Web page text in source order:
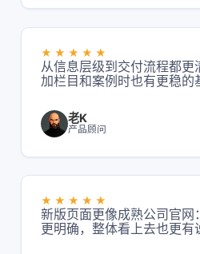
★★★★★
从信息层级到交付流程都更
加栏目和案例时也有更稳的
老K
产品顾问
★★★★★
新版页面更像成熟公司官网
更明确，整体看上去也更有